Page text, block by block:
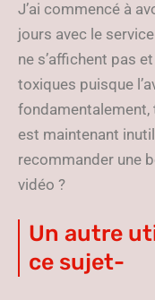
J’ai commencé à
jours avec le
ne s’affichent pas
toxiques puisque
est maintenant
recommander une
vidéo ?
Un autre
ce sujet-